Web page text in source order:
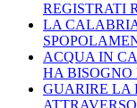
REGISTRATI
LA
ACQUA IN
HA
GUARIRE LA